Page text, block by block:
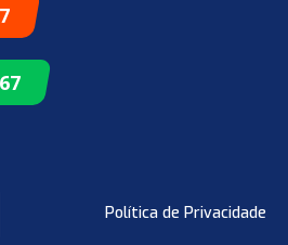
Política de Privacidade